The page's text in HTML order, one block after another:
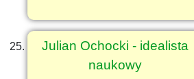
Julian Ochocki - idealista
naukowy